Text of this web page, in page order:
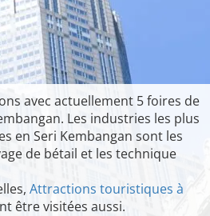
avec actuellement 5 foires de
Les industries les plus
en Seri Kembangan sont les
de bétail et les technique
Attractions touristiques à
être visitées aussi.